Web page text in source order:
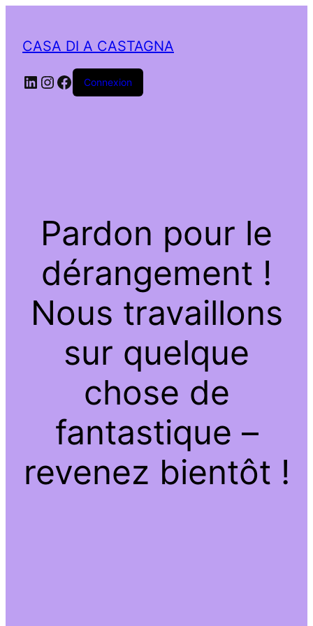
CASA DI A CASTAGNA
LinkedIn
Instagram
Facebook
Connexion
Pardon pour le
dérangement !
Nous travaillons
sur quelque
chose de
fantastique –
revenez bientôt !